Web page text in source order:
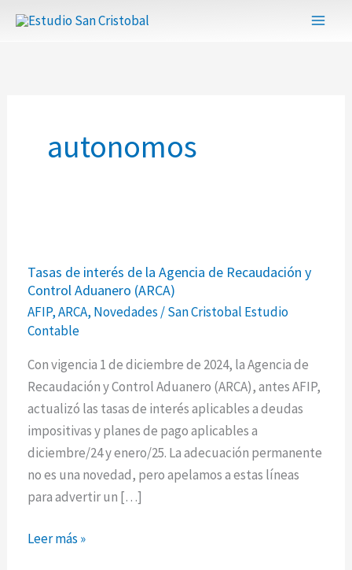
autonomos
Tasas de interés de la Agencia de Recaudación y
Control Aduanero (ARCA)
AFIP,ARCA, Novedades /San Cristobal Estudio
Contable
Con vigencia 1 de diciembre de 2024, la Agencia de
Recaudación y Control Aduanero (ARCA), antes AFIP,
actualizó las tasas de interés aplicables a deudas
impositivas y planes de pago aplicables a
diciembre/24 y enero/25. La adecuación permanente
no es una novedad, pero apelamos a estas líneas
para advertir un […]
de
interés
de
Agencia
de
Recaudación
y
Control
Aduanero
(ARCA)
Leer más »